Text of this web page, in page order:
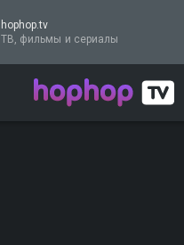
hophop.tv
ТВ, фильмы и сериалы